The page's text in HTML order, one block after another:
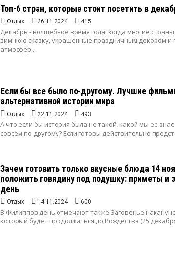
Топ-6 стран, которые стоит посетить в
Отдых 26.11.2024 415
Декабрь - волшебное время года, когда многие
зимнюю сказку, украшенные праздничным декором и
атмосфер...
Если бы все было по-другому. Лучшие
альтернативной истории мира
Отдых 22.11.2024 493
А что если бы история была не такой, какой мы ее
совсем по-другому? Если готовы действительно
Зачем готовить только вкусные блюда 14
положить говядину под подушку: приметы и
день
Отдых 14.11.2024 600
В Филиппов день отмечают также Заговенье
который будет продолжаться до Рождества (25